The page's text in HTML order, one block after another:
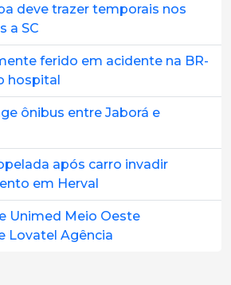
deve trazer temporais nos
a SC
ferido em acidente na BR-
hospital
ônibus entre Jaborá e
após carro invadir
em Herval
Unimed Meio Oeste
Lovatel Agência